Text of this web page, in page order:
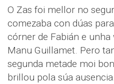
O Zas foi mellor no
comezaba con dúas
córner de Fabián e
Manu Guillamet. Pero
segunda metade moi
brillou pola súa ausencia.